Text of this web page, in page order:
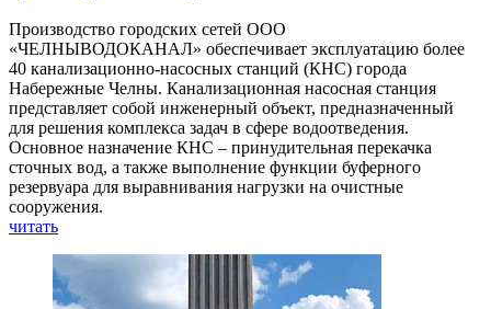
Производство городских сетей ООО
«ЧЕЛНЫВОДОКАНАЛ» обеспечивает эксплуатацию более
40 канализационно-насосных станций (КНС) города
Набережные Челны. Канализационная насосная станция
представляет собой инженерный объект, предназначенный
для решения комплекса задач в сфере водоотведения.
Основное назначение КНС – принудительная перекачка
сточных вод, а также выполнение функции буферного
резервуара для выравнивания нагрузки на очистные
сооружения.
читать